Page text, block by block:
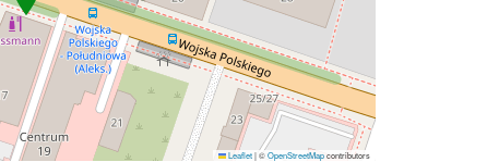
Leaflet|©OpenStreetMapcontributors